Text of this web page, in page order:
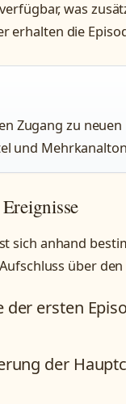
was
erhalten die
Zugang zu
und
sich anhand
über
der ersten
der